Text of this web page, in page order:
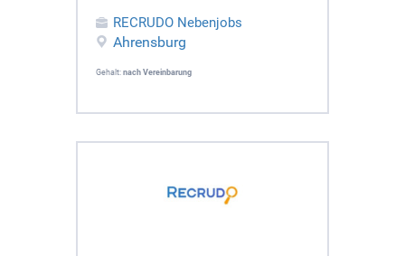
RECRUDO Nebenjobs
Ahrensburg
Gehalt: nach Vereinbarung